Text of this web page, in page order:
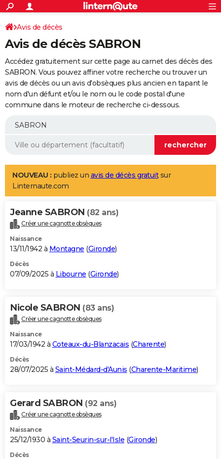
ACTUALITÉS
Politique
Société
Faits Divers
Education
Monde
Villes
+
SPORT
Coupe du monde 2026
Football
Tennis
Cyclisme
Rugby
Forum
Programme TV
TNT
Streaming
Cinéma
Sorties cinéma
Musique
+
FINANCE
Retraite
Epargne
Immobilier
Risques naturels par ville
Banque
Assurance
AUTO
Essais
Réserver un essai
Citadines
Berlines
SUV
Forum auto
+
Mobiles
Meilleur smartphone
Internet
Ordinateurs
Jeux vidéo
Guide high-tech
Aménagement intérieur
LIFESTYLE
Art de vivre
Bien-être
Loisirs
Mode
Modes de vie
Alimentation
Guide de la santé
Maladies
Médicaments
Sommeil
VOYAGE
Destinations
City break
Voyage nature
Voyage de noces
Forum
Climat
+PHOTO
GUIDES D'ACHAT
BONS PLANS
Carte de Noël
Carte Bonne année
Carte Saint-Valentin
Carte Pâques
Carte d'anniversaire
DICTIONNAIRE
Dictionnaire
Biographies
Citations
Expressions
Proverbes
PROGRAMME TV
S'inscrire
Se connecter
Lycées
Collèges
Primaires
Universités
Entreprises
Service militaire
Avis de recherche
AVIS DE DÉCÈS
Bricolage
Lifestyle
Culture
Sport
Auto
Television
Voyage
Cinema
Avis de décès
Avis de décès SABRON
Accédez gratuitement sur cette page au carnet des décès des
SABRON. Vous pouvez affiner votre recherche ou trouver un
avis de décès ou un avis d'obsèques plus ancien en tapant le
nom d'un défunt et/ou le nom ou le code postal d'une
commune dans le moteur de recherche ci-dessous.
NOUVEAU : publiez un avis de décès gratuitsur
Linternaute.com
Jeanne SABRON (82 ans)
Créer une cagnotte obsèques
Naissance
13/11/1942 à Montagne (Gironde)
Décès
07/09/2025 à Libourne (Gironde)
Nicole SABRON (83 ans)
Créer une cagnotte obsèques
Naissance
17/03/1942 à Coteaux-du-Blanzacais (Charente)
Décès
28/07/2025 à Saint-Médard-d'Aunis (Charente-Maritime)
Gerard SABRON (92 ans)
Créer une cagnotte obsèques
Naissance
25/12/1930 à Saint-Seurin-sur-l'Isle (Gironde)
Décès